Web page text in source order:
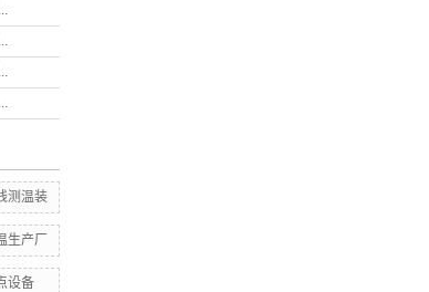
测温装
生产厂
设备